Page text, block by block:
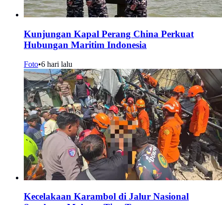
Kunjungan Kapal Perang China Perkuat
Hubungan Maritim Indonesia
Foto•6 hari lalu
Kecelakaan Karambol di Jalur Nasional